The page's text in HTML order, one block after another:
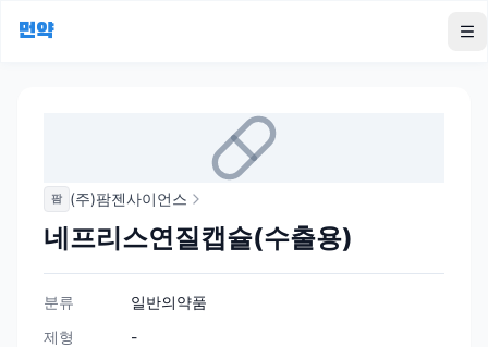
먼약
팜 (주)팜젠사이언스
네프리스연질캡슐(수출용)
분류
일반의약품
제형
-